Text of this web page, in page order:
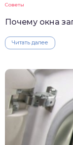
Советы
Почему окна
Читать далее